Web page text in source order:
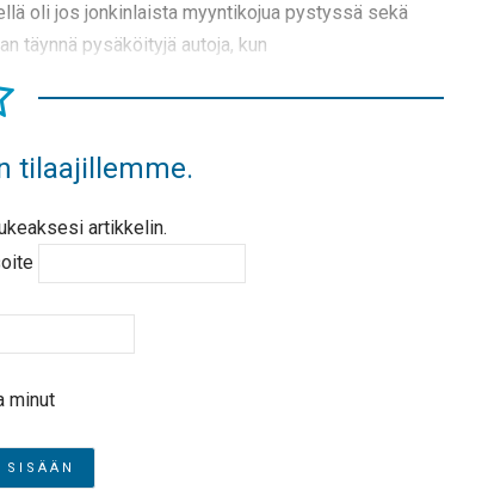
oli jos jonkinlaista myyntikojua pystyssä sekä
täynnä pysäköityjä autoja, kun
tilaajillemme.
artikkelin.
minut